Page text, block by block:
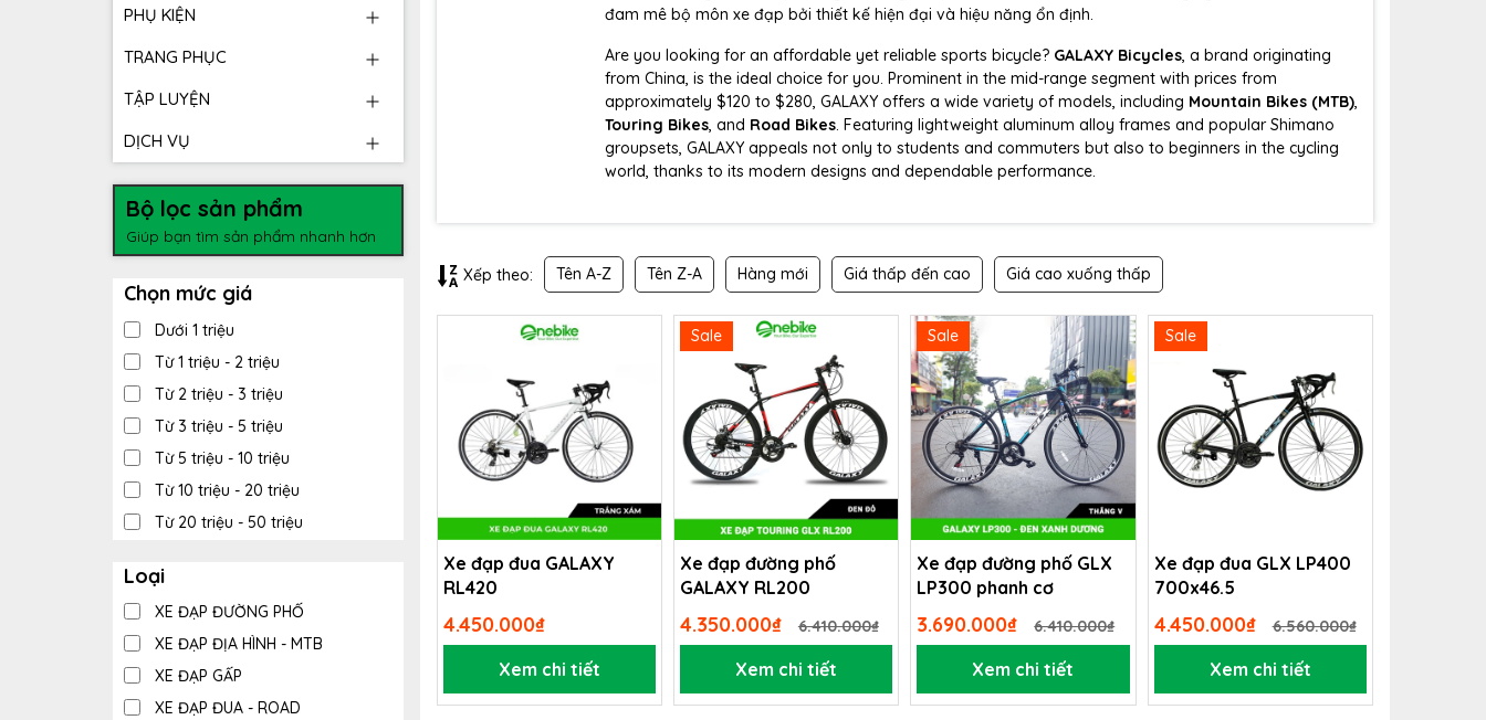
PHỤ KIỆN
TRANG PHỤC
TẬP LUYỆN
DỊCH VỤ
Bộ lọc sản phẩm
Giúp bạn tìm sản phẩm nhanh hơn
Chọn mức giá
Dưới 1 triệu
Từ 1 triệu - 2 triệu
Từ 2 triệu - 3 triệu
Từ 3 triệu - 5 triệu
Từ 5 triệu - 10 triệu
Từ 10 triệu - 20 triệu
Từ 20 triệu - 50 triệu
Loại
XE ĐẠP ĐƯỜNG PHỐ
XE ĐẠP ĐỊA HÌNH - MTB
XE ĐẠP GẤP
XE ĐẠP ĐUA - ROAD
đam mê bộ môn xe đạp bởi thiết kế hiện đại và hiệu năng ổn định.
Are you looking for an affordable yet reliable sports bicycle? GALAXY Bicycles, a brand originating
from China, is the ideal choice for you. Prominent in the mid-range segment with prices from
approximately $120 to $280, GALAXY offers a wide variety of models, including Mountain Bikes (MTB),
Touring Bikes, and Road Bikes. Featuring lightweight aluminum alloy frames and popular Shimano
groupsets, GALAXY appeals not only to students and commuters but also to beginners in the cycling
world, thanks to its modern designs and dependable performance.
Xếp theo: Tên A-Z Tên Z-A Hàng mới Giá thấp đến cao Giá cao xuống thấp
Xe đạp đua GALAXY
RL420
4.450.000₫
Xem chi tiết
Sale
Xe đạp đường phố
GALAXY RL200
4.350.000₫ 6.410.000₫
Xem chi tiết
Sale
Xe đạp đường phố GLX
LP300 phanh cơ
3.690.000₫ 6.410.000₫
Xem chi tiết
Sale
Xe đạp đua GLX LP400
700x46.5
4.450.000₫ 6.560.000₫
Xem chi tiết